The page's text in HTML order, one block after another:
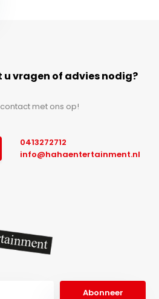
u vragen of advies nodig?
met ons op!
0413272712
info@hahaentertainment.nl
Abonneer